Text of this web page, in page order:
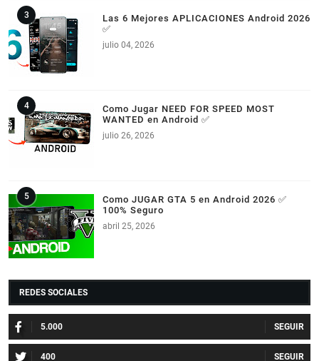
Las 6 Mejores APLICACIONES Android 2026
✅
julio 04, 2026
Como Jugar NEED FOR SPEED MOST
WANTED en Android ✅
julio 26, 2026
Como JUGAR GTA 5 en Android 2026 ✅
100% Seguro
abril 25, 2026
REDES SOCIALES
5.000
400